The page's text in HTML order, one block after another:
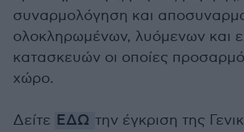
συναρμολόγηση και
ολοκληρωμένων, λυόμενων και
κατασκευών οι οποίες
χώρο.
Δείτε ΕΔΩ την έγκριση της